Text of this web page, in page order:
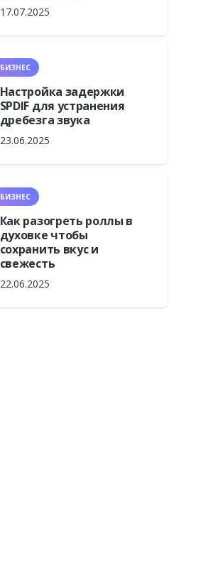
17.07.2025
БИЗНЕС
Настройка задержки
SPDIF для устранения
дребезга звука
23.06.2025
БИЗНЕС
Как разогреть роллы в
духовке чтобы
сохранить вкус и
свежесть
22.06.2025